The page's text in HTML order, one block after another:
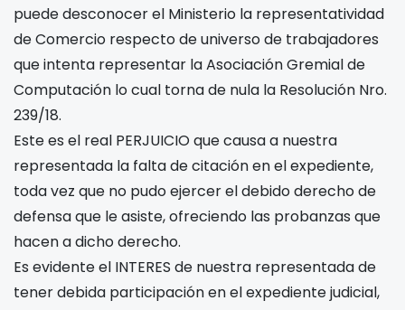
puede desconocer el Ministerio la representatividad
de Comercio respecto de universo de trabajadores
que intenta representar la Asociación Gremial de
Computación lo cual torna de nula la Resolución Nro.
239/18.
Este es el real PERJUICIO que causa a nuestra
representada la falta de citación en el expediente,
toda vez que no pudo ejercer el debido derecho de
defensa que le asiste, ofreciendo las probanzas que
hacen a dicho derecho.
Es evidente el INTERES de nuestra representada de
tener debida participación en el expediente judicial,